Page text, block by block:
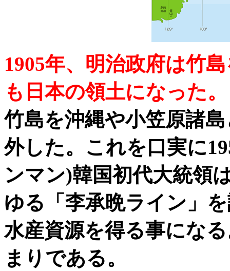
1905年、明治政府は竹
も日本の領土になった。
竹島を沖縄や小笠原諸
外した。これを口実に
ンマン)韓国初代大統領
ゆる「李承晩ライン」
水産資源を得る事にな
まりである。